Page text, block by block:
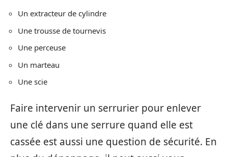
Un extracteur de cylindre
Une trousse de tournevis
Une perceuse
Un marteau
Une scie
Faire intervenir un serrurier pour enlever
une clé dans une serrure quand elle est
cassée est aussi une question de sécurité. En